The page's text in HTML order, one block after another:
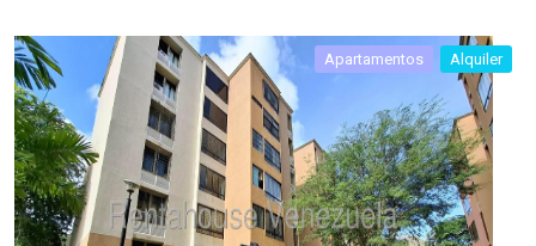
Apartamentos Alquiler